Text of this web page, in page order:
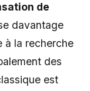
de
davantage
à la recherche
des
est